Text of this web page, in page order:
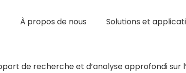
À propos de nous Solutions et
de recherche et d’analyse approfondi sur